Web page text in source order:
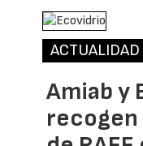
ACTUALIDAD
Amiab y
recogen